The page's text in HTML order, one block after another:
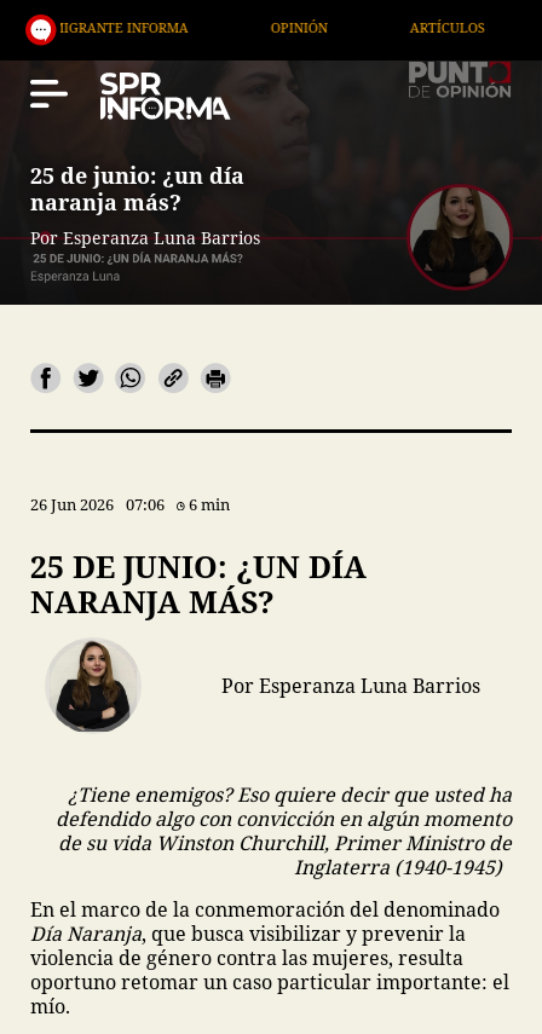
OPINIÓN ARTÍCULOS ARTE /
25 de junio: ¿un día
naranja más?
Por Esperanza Luna Barrios
26 Jun 2026 07:06 6 min
25 DE JUNIO: ¿UN DÍA
NARANJA MÁS?
Por Esperanza Luna Barrios
¿Tiene enemigos? Eso quiere decir que usted ha
defendido algo con convicción en algún momento
de su vida Winston Churchill, Primer Ministro de
Inglaterra (1940-1945)
En el marco de la conmemoración del denominado
Día Naranja, que busca visibilizar y prevenir la
violencia de género contra las mujeres, resulta
oportuno retomar un caso particular importante: el
mío.